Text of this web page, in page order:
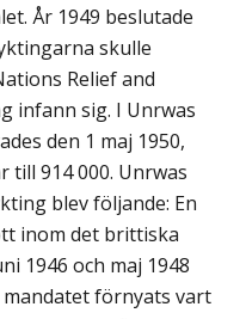
År 1949 beslutade
skulle
Relief and
infann sig. I Unrwas
den 1 maj 1950,
till 914 000. Unrwas
blev följande: En
inom det brittiska
1946 och maj 1948
förnyats vart